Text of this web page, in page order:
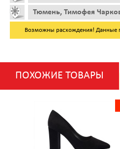
Тюмень, Тимофея
Возможны расхождения! Данные
ПОХОЖИЕ ТОВАРЫ